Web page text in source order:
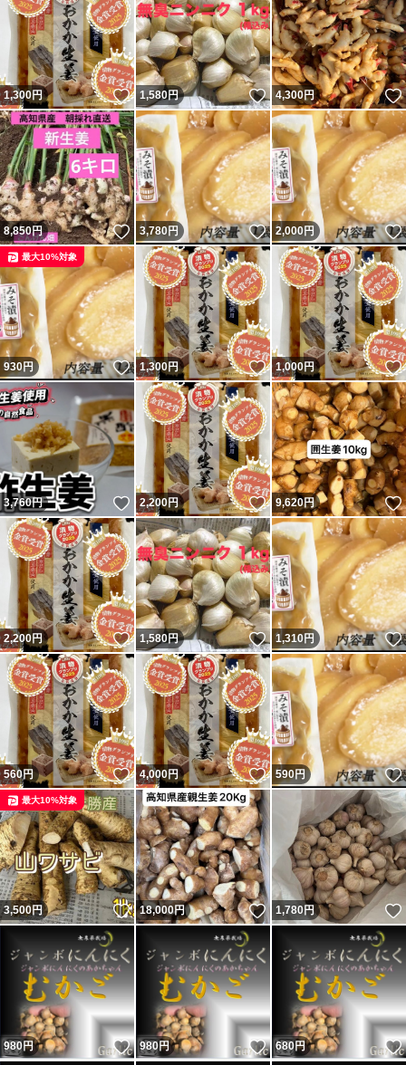
1,300円 いいね！
1,580円 いいね！
4,300円
8,850円 いいね！
3,780円 いいね！
2,000円
930円 いいね！
最大10%対象
1,300円 いいね！
1,000円
3,760円 いいね！
2,200円 いいね！
9,620円
2,200円 いいね！
1,580円 いいね！
1,310円
560円 いいね！
4,000円 いいね！
590円
3,500円 いいね！
最大10%対象
18,000円 いいね！
1,780円
980円 いいね！
980円 いいね！
680円